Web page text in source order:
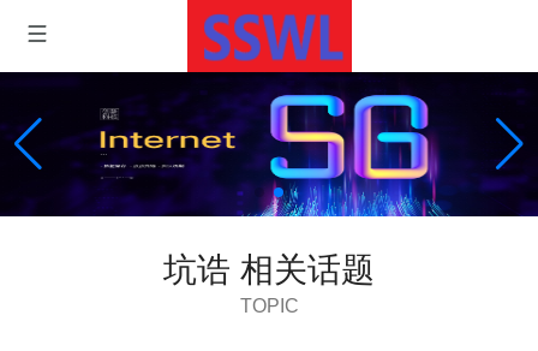
坑诰 相关话题
TOPIC